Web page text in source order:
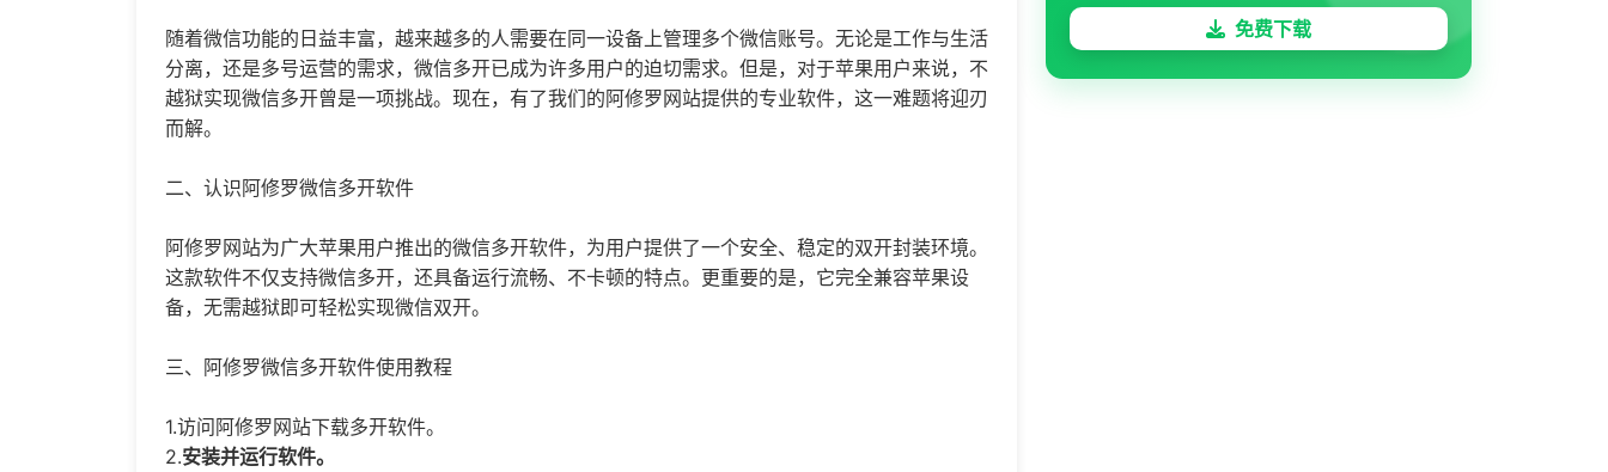
随着微信功能的日益丰富，越来越多的人需要在同一设备上管理多个微信账号。无论是工作与生活
分离，还是多号运营的需求， 微信多开已成为许多用户的迫切需求。但是，对于苹果用户来说，不
越狱实现微信多开曾是一项挑战。现在，有了我们的阿修罗网站提供的专业软件，这一难题将迎刃
而解。
二、认识阿修罗微信多开软件
阿修罗网站为广大苹果用户推出的微信多开软件，为用户提供了一个安全、稳定的双开封装环境。
这款软件不仅支持微信多开，还具备运行流畅、不卡顿的特点。更重要的是，它完全兼容苹果设
备，无需越狱即可轻松实现微信双开。
三、阿修罗微信多开软件使用教程
1.访问阿修罗网站下载多开软件。
2.安装并运行软件。
免费下载